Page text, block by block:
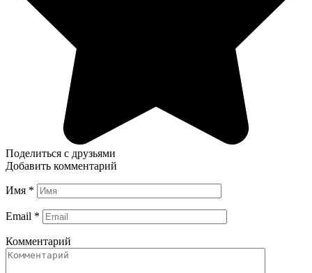
Поделиться с друзьями
Добавить комментарий
Имя *
Email *
Комментарий